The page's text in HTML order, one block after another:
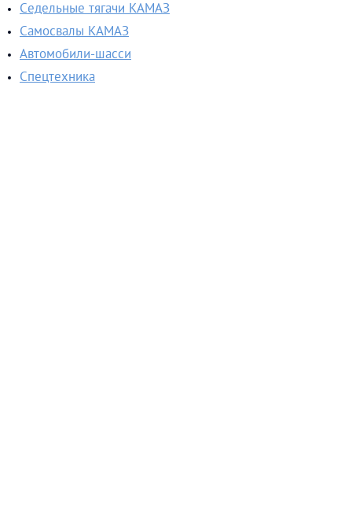
Cедельные тягачи КАМАЗ
Самосвалы КАМАЗ
Автомобили-шасси
Спецтехника